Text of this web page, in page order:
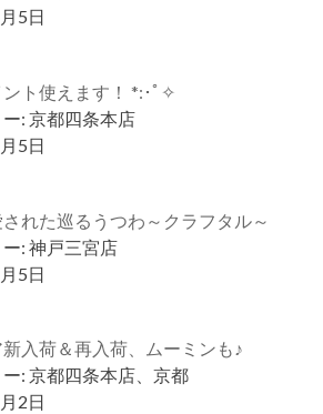
5日
ト使えます！ *:･ﾟ✧
: 京都四条本店
5日
れた巡るうつわ～クラフタル～
: 神戸三宮店
5日
入荷＆再入荷、ムーミンも♪
: 京都四条本店、京都
2日